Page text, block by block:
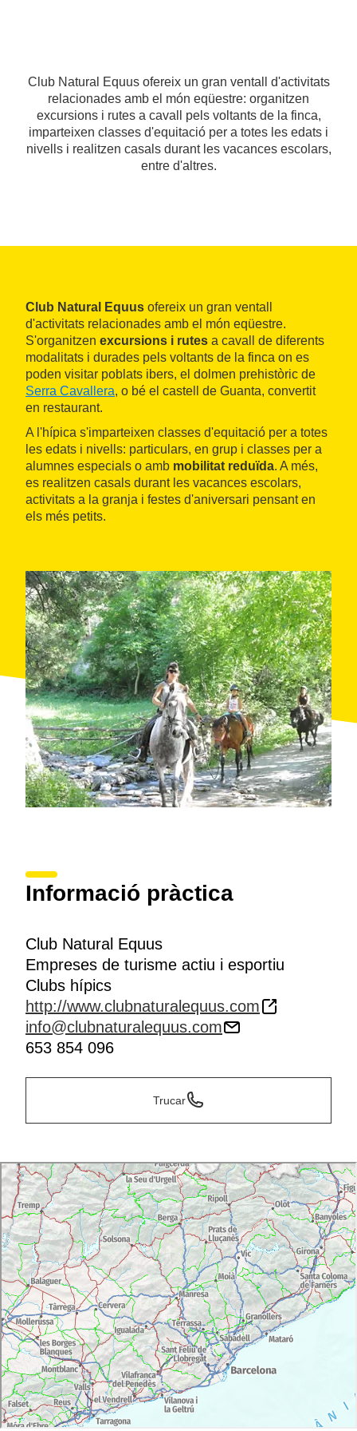
Club Natural Equus ofereix un gran ventall d'activitats
relacionades amb el món eqüestre: organitzen
excursions i rutes a cavall pels voltants de la finca,
imparteixen classes d'equitació per a totes les edats i
nivells i realitzen casals durant les vacances escolars,
entre d'altres.
Club Natural Equus ofereix un gran ventall
d'activitats relacionades amb el món eqüestre.
S'organitzen excursions i rutes a cavall de diferents
modalitats i durades pels voltants de la finca on es
poden visitar poblats ibers, el dolmen prehistòric de
Serra Cavallera, o bé el castell de Guanta, convertit
en restaurant.
A l'hípica s'imparteixen classes d'equitació per a totes
les edats i nivells: particulars, en grup i classes per a
alumnes especials o amb mobilitat reduïda. A més,
es realitzen casals durant les vacances escolars,
activitats a la granja i festes d'aniversari pensant en
els més petits.
Informació pràctica
Club Natural Equus
Empreses de turisme actiu i esportiu
Clubs hípics
http://www.clubnaturalequus.com
info@clubnaturalequus.com
653 854 096
Trucar